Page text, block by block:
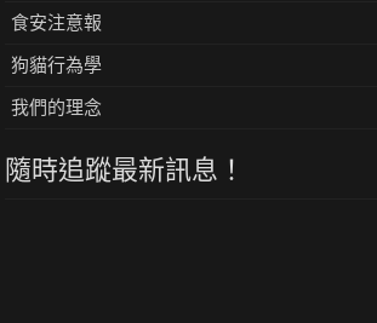
食安注意報
狗貓行為學
我們的理念
隨時追蹤最新訊息！